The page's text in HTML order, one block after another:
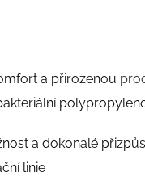
a přirozenou
a dokonalé
linie